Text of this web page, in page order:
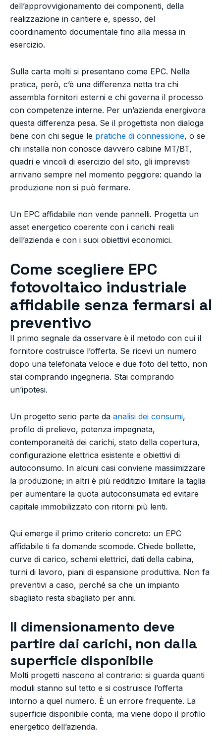
dell’approvvigionamento dei componenti, della
realizzazione in cantiere e, spesso, del
coordinamento documentale fino alla messa in
esercizio.
Sulla carta molti si presentano come EPC. Nella
pratica, però, c’è una differenza netta tra chi
assembla fornitori esterni e chi governa il processo
con competenze interne. Per un’azienda energivora
questa differenza pesa. Se il progettista non dialoga
bene con chi segue le pratiche di connessione, o se
chi installa non conosce davvero cabine MT/BT,
quadri e vincoli di esercizio del sito, gli imprevisti
arrivano sempre nel momento peggiore: quando la
produzione non si può fermare.
Un EPC affidabile non vende pannelli. Progetta un
asset energetico coerente con i carichi reali
dell’azienda e con i suoi obiettivi economici.
Come scegliere EPC
fotovoltaico industriale
affidabile senza fermarsi al
preventivo
Il primo segnale da osservare è il metodo con cui il
fornitore costruisce l’offerta. Se ricevi un numero
dopo una telefonata veloce e due foto del tetto, non
stai comprando ingegneria. Stai comprando
un’ipotesi.
Un progetto serio parte da analisi dei consumi,
profilo di prelievo, potenza impegnata,
contemporaneità dei carichi, stato della copertura,
configurazione elettrica esistente e obiettivi di
autoconsumo. In alcuni casi conviene massimizzare
la produzione; in altri è più redditizio limitare la taglia
per aumentare la quota autoconsumata ed evitare
capitale immobilizzato con ritorni più lenti.
Qui emerge il primo criterio concreto: un EPC
affidabile ti fa domande scomode. Chiede bollette,
curve di carico, schemi elettrici, dati della cabina,
turni di lavoro, piani di espansione produttiva. Non fa
preventivi a caso, perché sa che un impianto
sbagliato resta sbagliato per anni.
Il dimensionamento deve
partire dai carichi, non dalla
superficie disponibile
Molti progetti nascono al contrario: si guarda quanti
moduli stanno sul tetto e si costruisce l’offerta
intorno a quel numero. È un errore frequente. La
superficie disponibile conta, ma viene dopo il profilo
energetico dell’azienda.